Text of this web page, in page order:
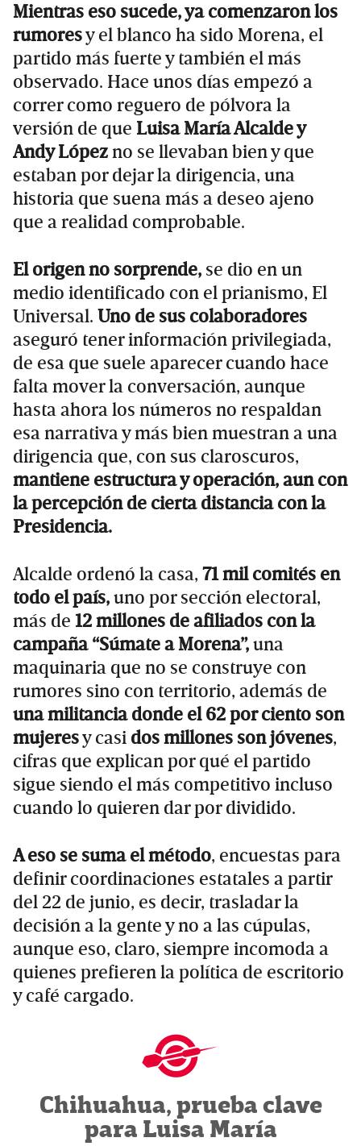
Mientras eso sucede, ya comenzaron los
rumoresy el blanco ha sido Morena, el
partido más fuerte y también el más
observado. Hace unos días empezó a
correr como reguero de pólvora la
versión de que Luisa María Alcalde y
Andy Lópezno se llevaban bien y que
estaban por dejar la dirigencia, una
historia que suena más a deseo ajeno
que a realidad comprobable.
El origen no sorprende, se dio en un
medio identificado con el prianismo, El
Universal. Uno de sus colaboradores
aseguró tener información privilegiada,
de esa que suele aparecer cuando hace
falta mover la conversación, aunque
hasta ahora los números no respaldan
esa narrativa y más bien muestran a una
dirigencia que, con sus claroscuros,
mantiene estructura y operación, aun con
la percepción de cierta distancia con la
Presidencia.
Alcalde ordenó la casa, 71 mil comités en
todo el país,uno por sección electoral,
más de 12 millones de afiliados con la
campaña “Súmate a Morena”,una
maquinaria que no se construye con
rumores sino con territorio, además de
una militancia donde el 62 por ciento son
mujeresy casi dos millones son jóvenes,
cifras que explican por qué el partido
sigue siendo el más competitivo incluso
cuando lo quieren dar por dividido.
A eso se suma el método, encuestas para
definir coordinaciones estatales a partir
del 22 de junio, es decir, trasladar la
decisión a la gente y no a las cúpulas,
aunque eso, claro, siempre incomoda a
quienes prefieren la política de escritorio
y café cargado.
Chihuahua, prueba clave
para Luisa María